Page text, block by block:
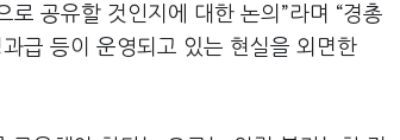
로 공유할 것인지에 대한 논의 ”라며 “경총
과급 등이 운영되고 있는 현실을 외면한